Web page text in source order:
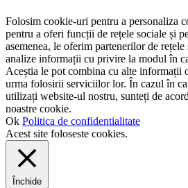
Folosim cookie-uri pentru a personaliza
pentru a oferi funcții de rețele sociale și
asemenea, le oferim partenerilor de
analize informații cu privire la modul în
Aceștia le pot combina cu alte informații
urma folosirii serviciilor lor. În cazul în
utilizați website-ul nostru, sunteți de
noastre cookie.
Ok Politica de confidentialitate
Acest site foloseste cookies.
Închide